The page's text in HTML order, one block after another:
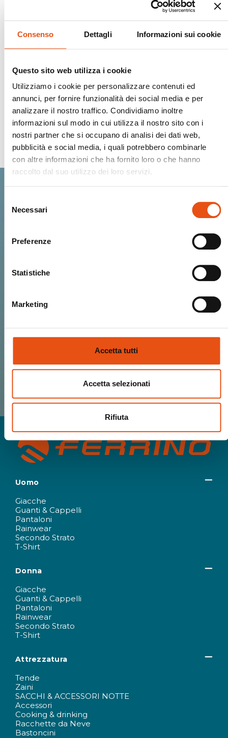
Consenso Dettagli Informazioni sui cookie
Questo sito web utilizza i cookie
Utilizziamo i cookie per personalizzare contenuti ed
annunci, per fornire funzionalità dei social media e per
analizzare il nostro traffico. Condividiamo inoltre
informazioni sul modo in cui utilizza il nostro sito con i
nostri partner che si occupano di analisi dei dati web,
pubblicità e social media, i quali potrebbero combinarle
con altre informazioni che ha fornito loro o che hanno
raccolto dal suo utilizzo dei loro servizi.
delNecessari
Preferenze
Statistiche
Marketing
Accetta tutti
Accetta selezionati
Rifiuta
Spedizioni Sicure
Entra nella Ferrino
ISCRIVIMI
HO LETTO E ACCETTO I TERMINI RELATIVI
ALLAPRIVACY POLICY
Uomo
Giacche
Guanti & Cappelli
Pantaloni
Rainwear
Secondo Strato
T-Shirt
Donna
Giacche
Guanti & Cappelli
Pantaloni
Rainwear
Secondo Strato
T-Shirt
Attrezzatura
Tende
Zaini
SACCHI & ACCESSORI NOTTE
Accessori
Cooking & drinking
Racchette da Neve
Bastoncini